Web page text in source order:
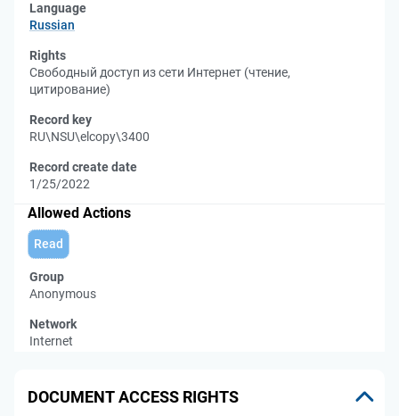
Language
Russian
Rights
Свободный доступ из сети Интернет (чтение,
цитирование)
Record key
RU\NSU\elcopy\3400
Record create date
1/25/2022
Allowed Actions
Read
Group
Anonymous
Network
Internet
DOCUMENT ACCESS RIGHTS